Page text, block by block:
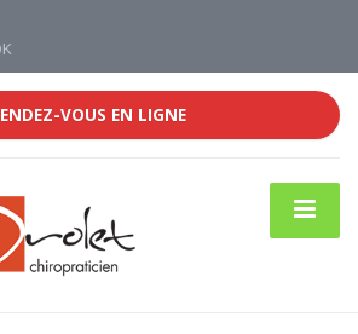
VOUS EN LIGNE